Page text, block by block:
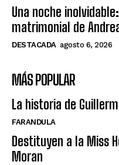
Una noche
matrimonial de
DESTACADA agosto 6, 2026
MÁS POPULAR
La historia de
FARANDULA
Destituyen a la Miss
Moran